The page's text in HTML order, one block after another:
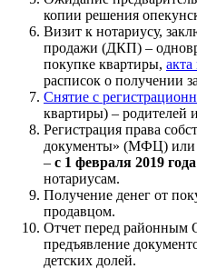
копии решения
Визит к нотариусу,
продажи (ДКП) –
покупке квартиры,
расписок о получении
Снятие с
квартиры) – родителей
Регистрация права
документы» (МФЦ) или
– с 1 февраля 2019 года
нотариусам.
Получение денег от
продавцом.
Отчет перед районным
предъявление
детских долей.